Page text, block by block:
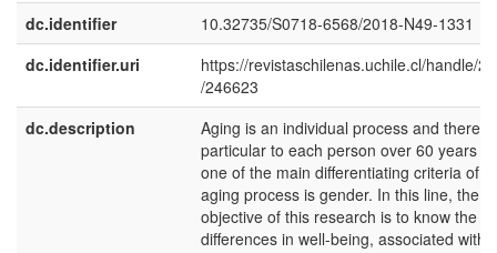
dc.identifier
10.32735/S0718-6568/2018-N49-1331
dc.identifier.uri
https://revistaschilenas.uchile.cl/handle/
/246623
dc.description
Aging is an individual process and
particular to each person over 60 years
one of the main differentiating criteria of
aging process is gender. In this line, the
objective of this research is to know the
differences in well-being, associated with